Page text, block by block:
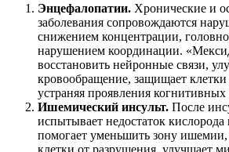
Энцефалопатии. Хронические и
заболевания сопровождаются
снижением концентрации,
нарушением координации.
восстановить нейронные связи,
кровообращение, защищает
устраняя проявления
Ишемический инсульт. После
испытывает недостаток
помогает уменьшить зону
клетки от разрушения, улучшает